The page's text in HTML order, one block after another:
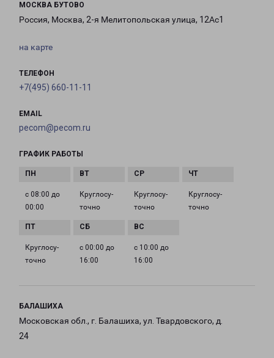
МОСКВА БУТОВО
Россия, Москва, 2-я Мелитопольская улица, 12Ас1
на карте
ТЕЛЕФОН
+7(495) 660-11-11
EMAIL
pecom@pecom.ru
ГРАФИК РАБОТЫ
с 08:00 до
00:00
Круглосу­
точно
Круглосу­
точно
Круглосу­
точно
Круглосу­
точно
с 00:00 до
16:00
с 10:00 до
16:00
БАЛАШИХА
Московская обл., г. Балашиха, ул. Твардовского, д.
24